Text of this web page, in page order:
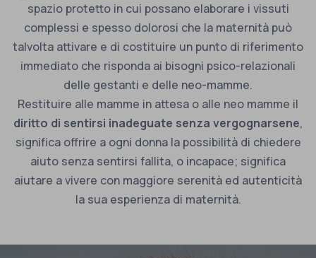
spazio protetto in cui possano elaborare i vissuti
complessi e spesso dolorosi che la maternità può
talvolta attivare e di costituire un punto di riferimento
immediato che risponda ai bisogni psico-relazionali
delle gestanti e delle neo-mamme.
Restituire alle mamme in attesa o alle neo mamme il
diritto di sentirsi inadeguate senza vergognarsene,
significa offrire a ogni donna la possibilità di chiedere
aiuto senza sentirsi fallita, o incapace; significa
aiutare a vivere con maggiore serenità ed autenticità
la sua esperienza di maternità.